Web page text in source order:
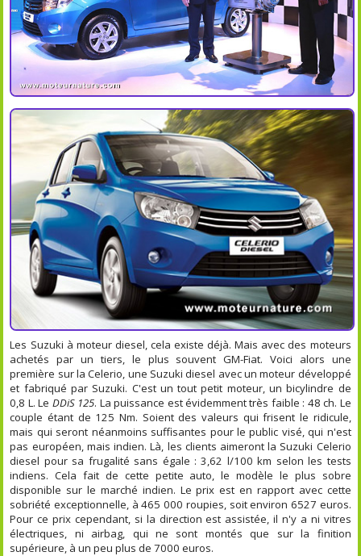
Les Suzuki à moteur diesel, cela existe déjà. Mais avec des moteurs
achetés par un tiers, le plus souvent GM-Fiat. Voici alors une
première sur la Celerio, une Suzuki diesel avec un moteur développé
et fabriqué par Suzuki. C'est un tout petit moteur, un bicylindre de
0,8 L. Le DDiS 125. La puissance est évidemment très faible : 48 ch. Le
couple étant de 125 Nm. Soient des valeurs qui frisent le ridicule,
mais qui seront néanmoins suffisantes pour le public visé, qui n'est
pas européen, mais indien. Là, les clients aimeront la Suzuki Celerio
diesel pour sa frugalité sans égale : 3,62 l/100 km selon les tests
indiens. Cela fait de cette petite auto, le modèle le plus sobre
disponible sur le marché indien. Le prix est en rapport avec cette
sobriété exceptionnelle, à 465 000 roupies, soit environ 6527 euros.
Pour ce prix cependant, si la direction est assistée, il n'y a ni vitres
électriques, ni airbag, qui ne sont montés que sur la finition
supérieure, à un peu plus de 7000 euros.